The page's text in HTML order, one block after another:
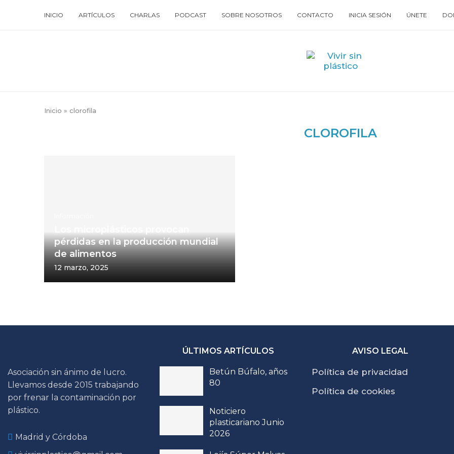
INICIO ARTÍCULOS CHARLAS PODCAST SOBRE NOSOTROS CONTACTO INICIA SESIÓN ÚNETE
Inicio » clorofila
CLOROFILA
pérdidas en la producción mundial
de alimentos
12 marzo, 2025
Asociación sin ánimo de lucro.
Llevamos desde 2015 trabajando
por frenar la contaminación por
plástico.
Madrid y Córdoba
ÚLTIMOS ARTÍCULOS
Betún Búfalo, años
80
Noticiero
plasticariano Junio
2026
AVISO LEGAL
Política de privacidad
Política de cookies